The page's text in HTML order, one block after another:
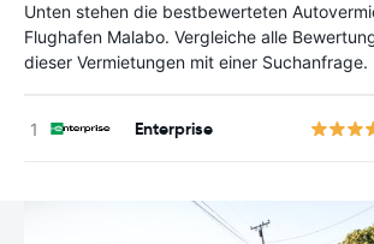
Unten stehen die bestbewerteten
Flughafen Malabo. Vergleiche alle
dieser Vermietungen mit einer Suchanfrage.
Enterprise